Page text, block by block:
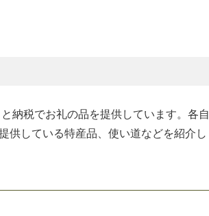
納税でお礼の品を提供しています。各自
供している特産品、使い道などを紹介し